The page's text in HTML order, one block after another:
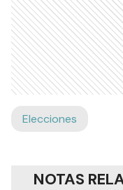
Elecciones
NOTAS